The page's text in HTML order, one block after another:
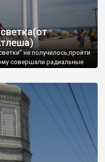
не получилось,пройти
совершали радиальные